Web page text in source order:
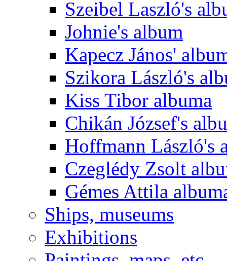
Szeibel Laszló's
Johnie's album
Kapecz János'
Szikora László's
Kiss Tibor albuma
Chikán József's
Hoffmann László's
Czeglédy Zsolt
Gémes Attila
Ships, museums
Exhibitions